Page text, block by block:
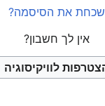
שכחת את הסיסמה?
אין לך חשבון?
לוויקיסוגיה